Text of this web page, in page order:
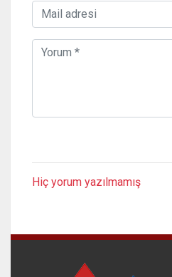
Hiç yorum yazılmamış